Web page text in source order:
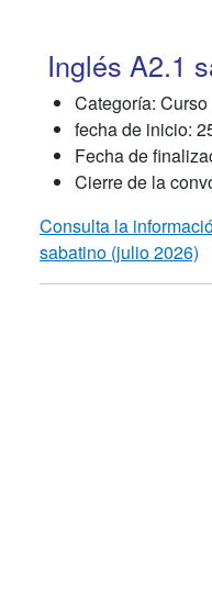
Inglés A2.1
Categoría: Curso
fecha de inicio:
Fecha de
Cierre de la
Consulta la
sabatino (julio 2026)